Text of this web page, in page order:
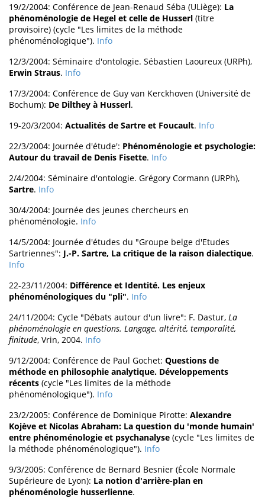
19/2/2004: Conférence de Jean-Renaud Séba (ULiège): La
phénoménologie de Hegel et celle de Husserl (titre
provisoire) (cycle "Les limites de la méthode
phénoménologique"). Info
12/3/2004: Séminaire d'ontologie. Sébastien Laoureux (URPh),
Erwin Straus. Info
17/3/2004: Conférence de Guy van Kerckhoven (Université de
Bochum): De Dilthey à Husserl.
19-20/3/2004: Actualités de Sartre et Foucault. Info
22/3/2004: Journée d'étude': Phénoménologie et psychologie:
Autour du travail de Denis Fisette. Info
2/4/2004: Séminaire d'ontologie. Grégory Cormann (URPh),
Sartre. Info
30/4/2004: Journée des jeunes chercheurs en
phénoménologie. Info
14/5/2004: Journée d'études du "Groupe belge d'Etudes
Sartriennes": J.-P. Sartre, La critique de la raison dialectique.
Info
22-23/11/2004: Différence et Identité. Les enjeux
phénoménologiques du "pli". Info
24/11/2004: Cycle "Débats autour d'un livre": F. Dastur, La
phénoménologie en questions. Langage, altérité, temporalité,
finitude, Vrin, 2004. Info
9/12/2004: Conférence de Paul Gochet: Questions de
méthode en philosophie analytique. Développements
récents (cycle "Les limites de la méthode
phénoménologique"). Info
23/2/2005: Conférence de Dominique Pirotte: Alexandre
Kojève et Nicolas Abraham: La question du 'monde humain'
entre phénoménologie et psychanalyse (cycle "Les limites de
la méthode phénoménologique"). Info
9/3/2005: Conférence de Bernard Besnier (École Normale
Supérieure de Lyon): La notion d'arrière-plan en
phénoménologie husserlienne.